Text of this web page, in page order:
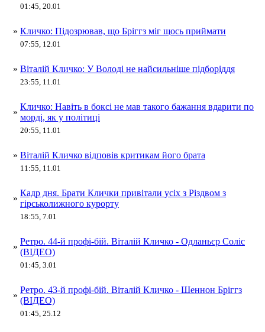
01:45, 20.01
» Кличко: Підозрював, що Бріггз міг щось приймати
07:55, 12.01
» Віталій Кличко: У Володі не найсильніше підборіддя
23:55, 11.01
»
Кличко: Навіть в боксі не мав такого бажання вдарити по
морді, як у політиці
20:55, 11.01
» Віталій Кличко відповів критикам його брата
11:55, 11.01
»
Кадр дня. Брати Клички привітали усіх з Різдвом з
гірськолижного курорту
18:55, 7.01
»
Ретро. 44-й профі-бій. Віталій Кличко - Одланьєр Соліс
(ВІДЕО)
01:45, 3.01
»
Ретро. 43-й профі-бій. Віталій Кличко - Шеннон Бріггз
(ВІДЕО)
01:45, 25.12